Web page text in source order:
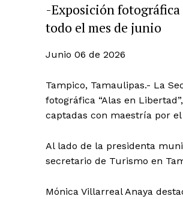
-Exposición fotográfica
todo el mes de junio
Junio 06 de 2026
Tampico, Tamaulipas.- La
fotográfica “Alas en
captadas con maestría por
Al lado de la presidenta
secretario de Turismo en
Mónica Villarreal Anaya